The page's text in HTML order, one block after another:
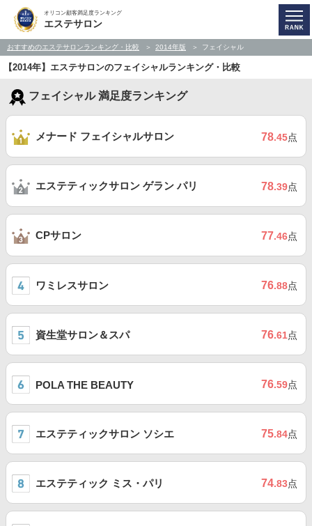
オリコン顧客満足度ランキング
エステサロン
おすすめのエステサロンランキング・比較 2014年版 フェイシャル
【2014年】エステサロンのフェイシャルランキング・比較
フェイシャル 満足度ランキング
メナード フェイシャルサロン 78.45点
エステティックサロン ゲラン パリ 78.39点
CPサロン 77.46点
ワミレスサロン 76.88点
資生堂サロン＆スパ 76.61点
POLA THE BEAUTY 76.59点
エステティックサロン ソシエ 75.84点
エステティック ミス・パリ 74.83点